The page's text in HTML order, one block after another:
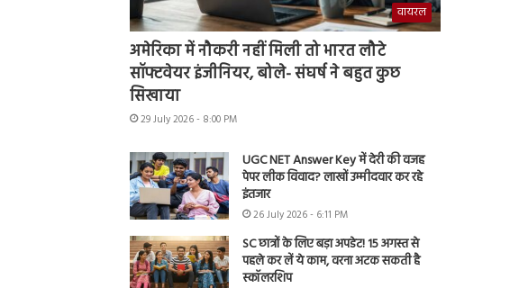
वायरल
अमेरिका में नौकरी नहीं मिली तो भारत लौटे
सॉफ्टवेयर इंजीनियर, बोले- संघर्ष ने बहुत कुछ
सिखाया
29 July 2026 - 8:00 PM
UGC NET Answer Key में देरी की वजह
पेपर लीक विवाद? लाखों उम्मीदवार कर रहे
इंतजार
26 July 2026 - 6:11 PM
SC छात्रों के लिए बड़ा अपडेट! 15 अगस्त से
पहले कर लें ये काम, वरना अटक सकती है
स्कॉलरशिप